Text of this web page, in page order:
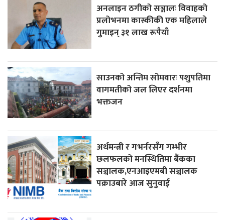
अनलाइन ठगीको सञ्जालः विवाहको
प्रलोभनमा कास्कीकी एक महिलाले
गुमाइन् ३१ लाख रूपैयाँ
साउनको अन्तिम सोमवारः पशुपतिमा
वागमतीको जल लिएर दर्शनमा
भक्तजन
अर्थमन्त्री र गभर्नरसँग गम्भीर
छलफलको मनस्थितिमा बैंकका
सञ्चालक,एनआइएमबी सञ्चालक
पक्राउबारे आज सुनुवाई